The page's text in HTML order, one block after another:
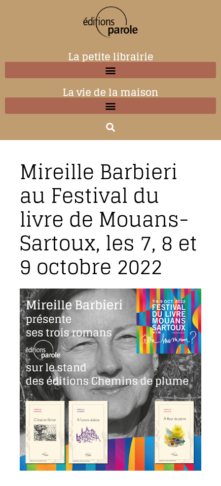
La petite librairie
La vie de la maison
Mireille Barbieri
au Festival du
livre de Mouans-
Sartoux, les 7, 8 et
9 octobre 2022